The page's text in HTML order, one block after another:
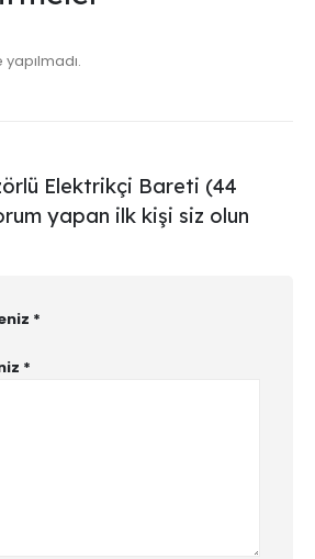
Elektrikçi Bareti (44
yapan ilk kişi siz olun
*
*